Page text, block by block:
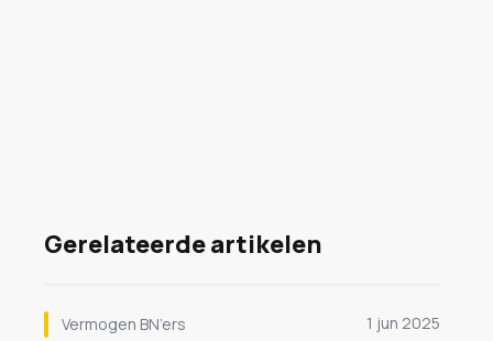
Gerelateerde artikelen
Vermogen BN’ers
1 jun 2025